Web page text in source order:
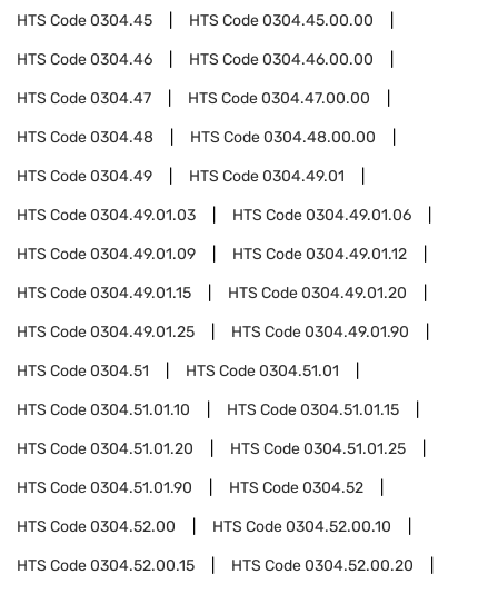
HTS Code0304.45 HTS Code0304.45.00.00
HTS Code0304.46 HTS Code0304.46.00.00
HTS Code0304.47 HTS Code0304.47.00.00
HTS Code0304.48 HTS Code0304.48.00.00
HTS Code0304.49 HTS Code0304.49.01
HTS Code0304.49.01.03 HTS Code0304.49.01.06
HTS Code0304.49.01.09 HTS Code0304.49.01.12
HTS Code0304.49.01.15 HTS Code0304.49.01.20
HTS Code0304.49.01.25 HTS Code0304.49.01.90
HTS Code0304.51 HTS Code0304.51.01
HTS Code0304.51.01.10 HTS Code0304.51.01.15
HTS Code0304.51.01.20 HTS Code0304.51.01.25
HTS Code0304.51.01.90 HTS Code0304.52
HTS Code0304.52.00 HTS Code0304.52.00.10
HTS Code0304.52.00.15 HTS Code0304.52.00.20